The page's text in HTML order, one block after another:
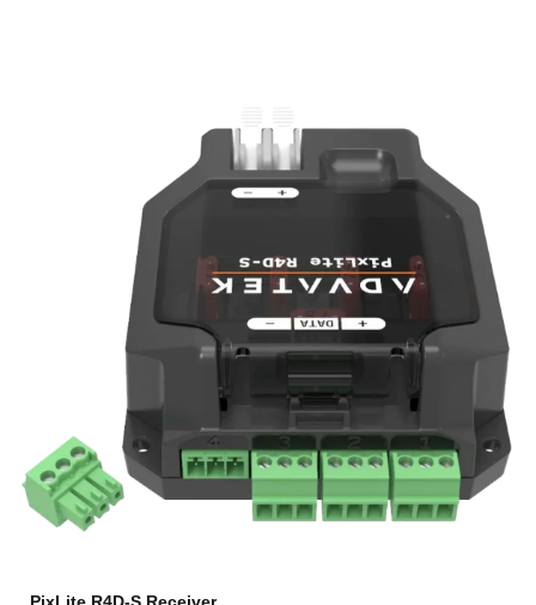
PixLite R4D-S Receiver